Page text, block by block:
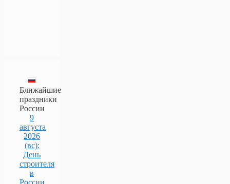
Ближайшие
праздники
России
9
августа
2026
(вс):
День
строителя
в
России